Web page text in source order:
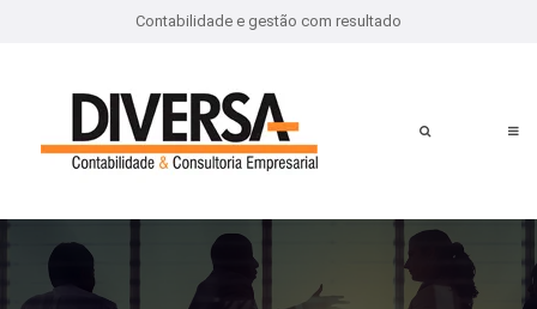
Contabilidade e gestão com resultado